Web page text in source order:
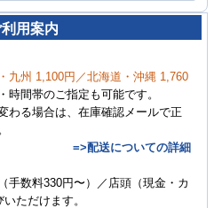
利用案内
九州 1,100円／北海道・沖縄 1,760
時間帯のご指定も可能です。
わる場合は、在庫確認メールで正
=>配送についての詳細
手数料330円〜）／店頭（現金・カ
ただけます。